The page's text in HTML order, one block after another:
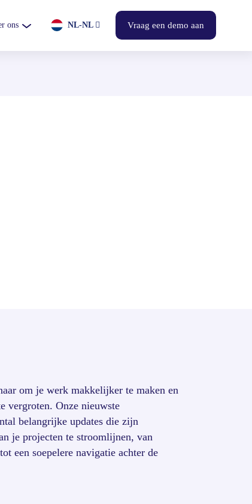
ons NL-NL Vraag een demo aan
om je werk makkelijker te maken en
vergroten. Onze nieuwste
belangrijke updates die zijn
je projecten te stroomlijnen, van
een soepelere navigatie achter de